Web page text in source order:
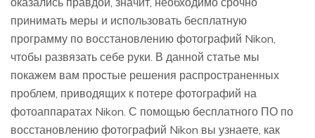
принимать меры и использовать бесплатную
программу по восстановлению фотографий Nikon,
чтобы развязать себе руки. В данной статье мы
покажем вам простые решения распространенных
проблем, приводящих к потере фотографий на
фотоаппаратах Nikon. С помощью бесплатного ПО по
восстановлению фотографий Nikon вы узнаете, как